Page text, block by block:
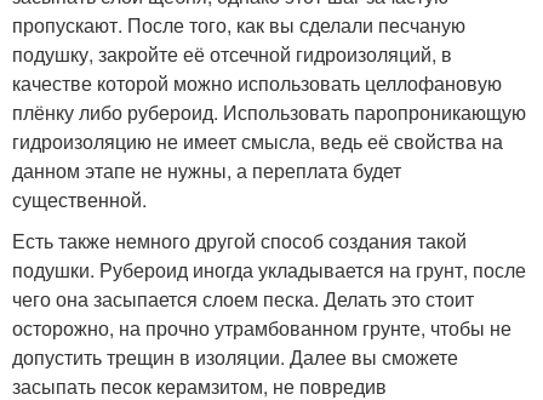
пропускают. После того, как вы сделали песчаную
подушку, закройте её отсечной гидроизоляций, в
качестве которой можно использовать целлофановую
плёнку либо рубероид. Использовать паропроникающую
гидроизоляцию не имеет смысла, ведь её свойства на
данном этапе не нужны, а переплата будет
существенной.
Есть также немного другой способ создания такой
подушки. Рубероид иногда укладывается на грунт, после
чего она засыпается слоем песка. Делать это стоит
осторожно, на прочно утрамбованном грунте, чтобы не
допустить трещин в изоляции. Далее вы сможете
засыпать песок керамзитом, не повредив